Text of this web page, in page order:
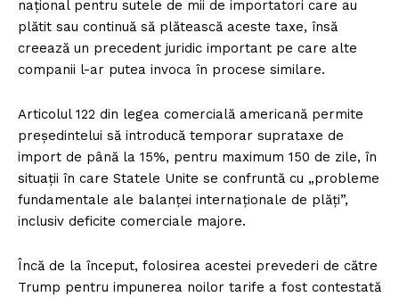
național pentru sutele de mii de importatori care au
plătit sau continuă să plătească aceste taxe, însă
creează un precedent juridic important pe care alte
companii l-ar putea invoca în procese similare.
Articolul 122 din legea comercială americană permite
președintelui să introducă temporar suprataxe de
import de până la 15%, pentru maximum 150 de zile, în
situații în care Statele Unite se confruntă cu „probleme
fundamentale ale balanței internaționale de plăți”,
inclusiv deficite comerciale majore.
Încă de la început, folosirea acestei prevederi de către
Trump pentru impunerea noilor tarife a fost contestată